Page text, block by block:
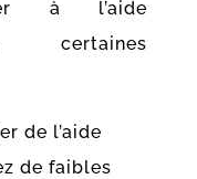
à l’aide
certaines
de l’aide
de faibles